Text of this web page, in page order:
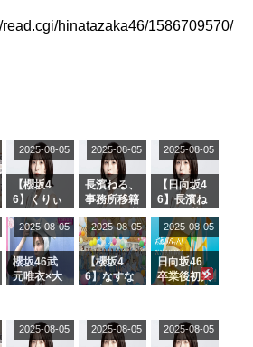
read.cgi/hinatazaka46/1586709570/
【櫻坂4
6】くりぃ
の2人を手
玉に取る大
沼晶保【く
りぃむナン
タラ】
2025-08-05
長濱ねる、
事務所移籍
属を発表
2025-08-05
【日向坂4
6】長濱ね
ら移籍しフ
ラーム所属
に。これで
事務所に所
属している
がこちら
2025-08-05
櫻坂46武
元唯衣×大
カップお姉
さんに恐怖
2025-08-05
【櫻坂4
6】なすな
2曲目っ
て...【ラヴ
2025-08-05
日向坂46
卒業後初共
師匠オード
リー若林さ
2025-08-05
2025-08-05 2025-08-05 2025-08-05